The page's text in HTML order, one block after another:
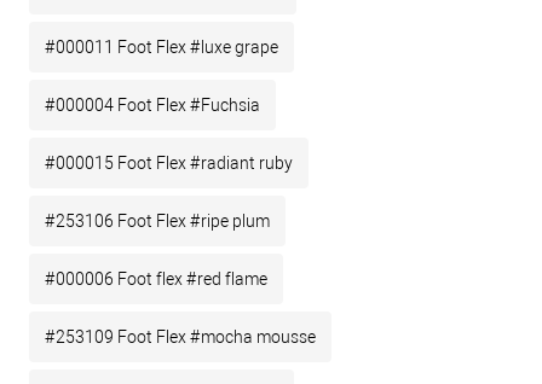
#000011 Foot Flex #luxe grape
#000004 Foot Flex #Fuchsia
#000015 Foot Flex #radiant ruby
#253106 Foot Flex #ripe plum
#000006 Foot flex #red flame
#253109 Foot Flex #mocha mousse